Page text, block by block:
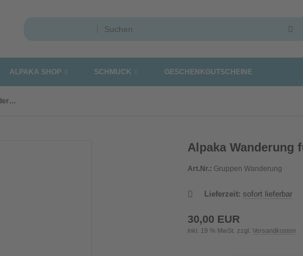
ALPAKA SHOP SCHMUCK GESCHENKGUTSCHEINE
Gutschein Alpaka Wanderung für eine Person
Alpaka Wanderung
Art.Nr.: Gruppen Wanderung
Lieferzeit: sofort lieferbar
30,00 EUR
inkl. 19 % MwSt. zzgl. Versandkosten